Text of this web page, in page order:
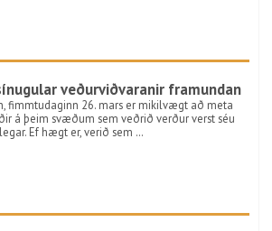
veðurviðvaranir framundan
fimmtudaginn 26. mars er mikilvægt að meta
á þeim svæðum sem veðrið verður verst séu
Ef hægt er, verið sem …